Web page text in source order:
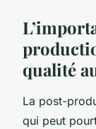
qualité
La post-
qui peut